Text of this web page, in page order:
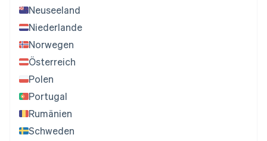
Neuseeland
Niederlande
Norwegen
Österreich
Polen
Portugal
Rumänien
Schweden